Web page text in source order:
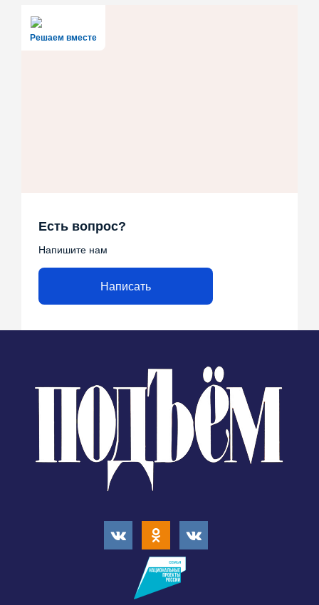
Решаем вместе
Есть вопрос?
Напишите нам
Написать